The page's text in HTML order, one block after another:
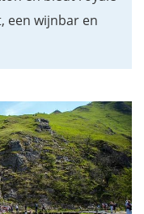
een wijnbar en